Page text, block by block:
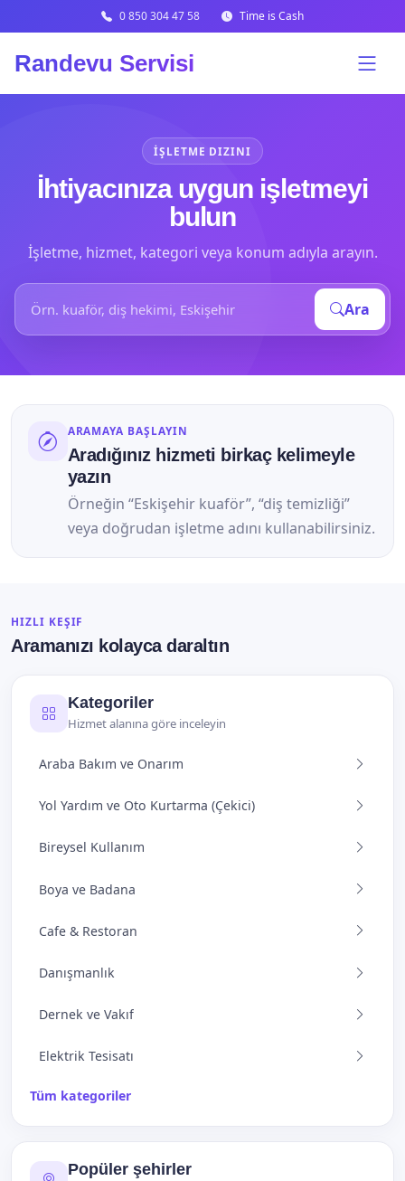
0 850 304 47 58 Time is Cash
Randevu Servisi
İŞLETME DIZINI
İhtiyacınıza uygun işletmeyi
bulun
İşletme, hizmet, kategori veya konum adıyla arayın.
İşletme veya hizmet ara
Ara
ARAMAYA BAŞLAYIN
Aradığınız hizmeti birkaç kelimeyle
yazın
Örneğin “Eskişehir kuaför”, “diş temizliği”
veya doğrudan işletme adını kullanabilirsiniz.
HIZLI KEŞIF
Aramanızı kolayca daraltın
Kategoriler
Hizmet alanına göre inceleyin
Araba Bakım ve Onarım
Yol Yardım ve Oto Kurtarma (Çekici)
Bireysel Kullanım
Boya ve Badana
Cafe & Restoran
Danışmanlık
Dernek ve Vakıf
Elektrik Tesisatı
Tüm kategoriler
Popüler şehirler